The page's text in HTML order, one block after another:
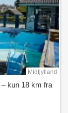
Midtjylland
kun 18 km fra